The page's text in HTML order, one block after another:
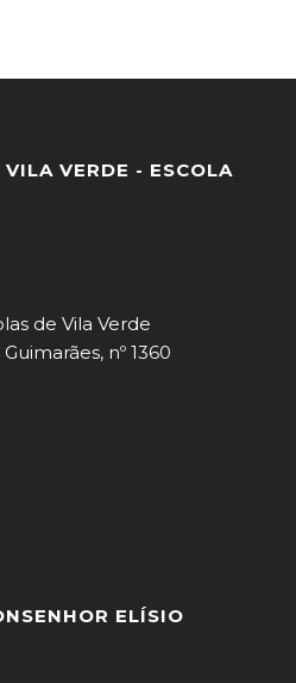
VERDE - ESCOLA
de Vila Verde
nº 1360
ELÍSIO